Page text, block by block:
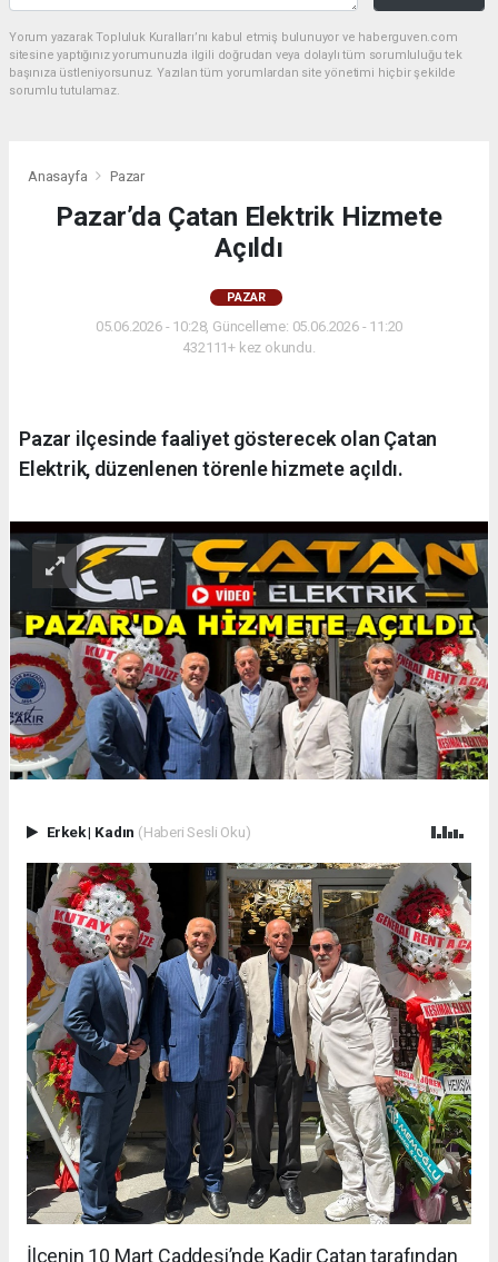
Yorum yazarak Topluluk Kuralları’nı kabul etmiş bulunuyor ve haberguven.com
sitesine yaptığınız yorumunuzla ilgili doğrudan veya dolaylı tüm sorumluluğu tek
başınıza üstleniyorsunuz. Yazılan tüm yorumlardan site yönetimi hiçbir şekilde
sorumlu tutulamaz.
Anasayfa Pazar
Pazar’da Çatan Elektrik Hizmete
Açıldı
PAZAR
05.06.2026 - 10:28, Güncelleme: 05.06.2026 - 11:20
432111+ kez okundu.
Pazar ilçesinde faaliyet gösterecek olan Çatan
Elektrik, düzenlenen törenle hizmete açıldı.
Erkek| Kadın (Haberi Sesli Oku)
İlçenin 10 Mart Caddesi’nde Kadir Çatan tarafından